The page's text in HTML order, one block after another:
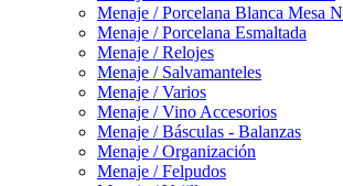
Menaje / Porcelana Blanca Mesa N
Menaje / Porcelana Esmaltada
Menaje / Relojes
Menaje / Salvamanteles
Menaje / Varios
Menaje / Vino Accesorios
Menaje / Básculas - Balanzas
Menaje / Organización
Menaje / Felpudos